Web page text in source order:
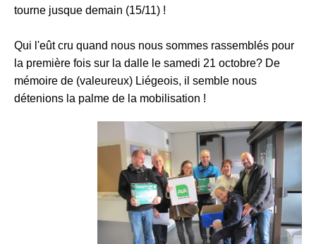
tourne jusque demain (15/11) !
Qui l'eût cru quand nous nous sommes rassemblés pour
la première fois sur la dalle le samedi 21 octobre? De
mémoire de (valeureux) Liégeois, il semble nous
détenions la palme de la mobilisation !